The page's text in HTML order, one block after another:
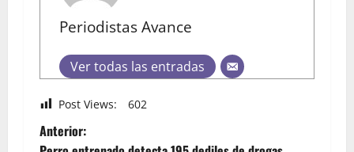
Periodistas Avance
Ver todas las entradas
Post Views: 602
Anterior: